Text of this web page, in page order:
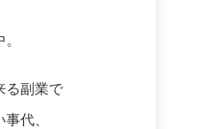
る副業で
代、